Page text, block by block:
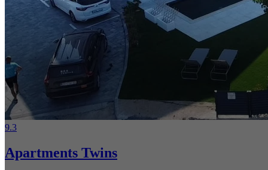
9.3
Apartments Twins